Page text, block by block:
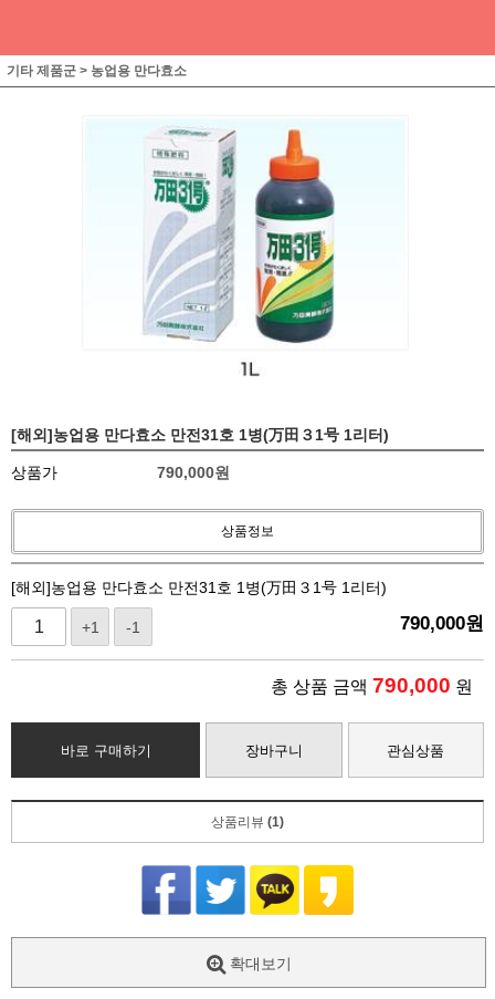
기타 제품군 > 농업용 만다효소
[해외]농업용 만다효소 만전31호 1병(万田３1号 1리터)
상품가 790,000원
상품정보
[해외]농업용 만다효소 만전31호 1병(万田３1号 1리터)
+1 -1 790,000원
총 상품 금액 790,000 원
바로 구매하기 장바구니 관심상품
상품리뷰 (1)
확대보기